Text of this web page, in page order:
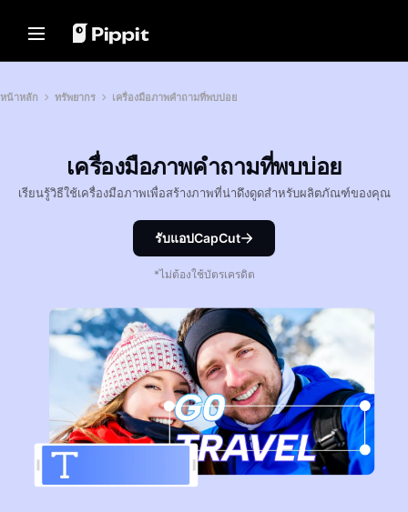
Home
โซลูชัน
โซลูชัน
โซลูชันวิดีโอคลิกเดียว
ทันทีโดยการป้อนลิงก์ผลิตภัณฑ์หรือ
อัปโหลดภาพด้วยเครื่องมือสร้าง
วิดีโอที่ขับเคลื่อนด้วย AI ของเรา
ทรัพยากร
ชุมชน
ตัวจัดการโฆษณาบน TikTok
เรื่องราวของ KraftGeek
เรื่องราวของ Paw Smart
เรื่องราวของ 2911 Studio Art
เรื่องราวของ Lover Brand
Fashion
ศูนย์ช่วยเหลือ
บัญชีผู้ใช้
การจัดการสินทรัพย์
การเผยแพร่และการวิเคราะห์
ศูนย์เนื้อหา
เคล็ดลับเกี่ยวกับภาพ
เปลี่ยนพื้นหลังรูปภาพออนไลน์
8 เครื่องมือปรับขนาดภาพแบบ
กลุ่มที่ดีที่สุดในปี 2024
เคล็ดลับพื้นหลังโปร่งใส
เคล็ดลับการโปรโมท
ขาย
10 ไอเดียวิดีโอโปรโมท
เว็บไซต์เทมเพลตวิดีโอโปรโมท
ยอดนิยม
7 ไอเดียโปสเตอร์โปรโมท
เคล็ดลับธุรกิจ
โปสเตอร์ผลิตภัณฑ์ที่ขับเคลื่อน
ด้วย AI
โมเดล AI
โมเดล AI
Seedream
Seedance
Nano Banana Pro
หน้าหลัก ทรัพยากร เครื่องมือภาพคำถามที่พบบ่อย
เครื่องมือภาพคำถามที่พบบ่อย
เรียนรู้วิธีใช้เครื่องมือภาพเพื่อสร้างภาพที่น่าดึงดูดสำหรับผลิตภัณฑ์ของคุณ
รับแอปCapCut
*ไม่ต้องใช้บัตรเครดิต